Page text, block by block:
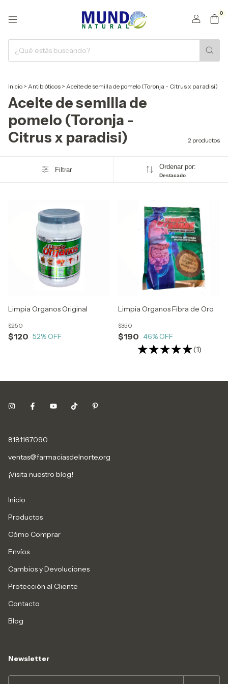
0
Inicio > Antibióticos > Aceite de semilla de pomelo (Toronja - Citrus x paradisi)
Aceite de semilla de
pomelo (Toronja -
Citrus x paradisi)
2 productos
Filtrar Ordenar por:
Destacado
Limpia Organos Original
$120
$250
52% OFF
Limpia Organos Fibra de Oro
$190
$350
46% OFF
(1)
8181167090
ventas@farmaciasdelnorte.org
¡Visita nuestro blog!
Inicio
Productos
Cómo Comprar
Envíos
Cambios y Devoluciones
Protección al Cliente
Contacto
Blog
Newsletter